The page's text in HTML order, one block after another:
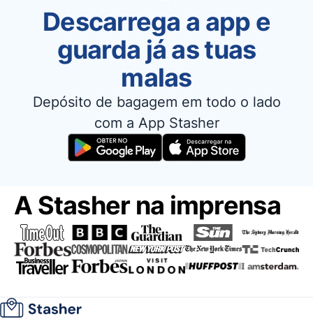
Descarrega a app e
guarda já as tuas
malas
Depósito de bagagem em todo o lado
com a App Stasher
A Stasher na imprensa